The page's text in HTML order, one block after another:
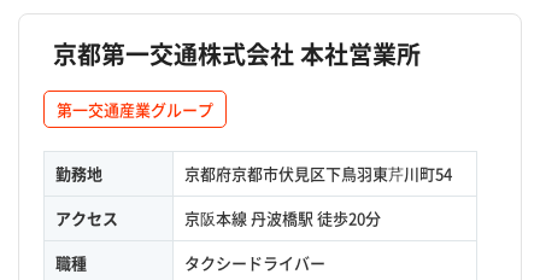
京都第一交通株式会社 本社営業所
第一交通産業グループ
勤務地
京都府京都市伏見区下鳥羽東芹川町54
アクセス
京阪本線 丹波橋駅 徒歩20分
職種
タクシードライバー